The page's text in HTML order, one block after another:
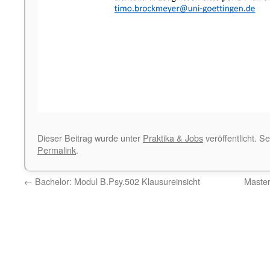
Dieser Beitrag wurde unter Praktika & Jobsveröffentlicht.
Permalink.
← Bachelor: Modul B.Psy.502 Klausureinsicht